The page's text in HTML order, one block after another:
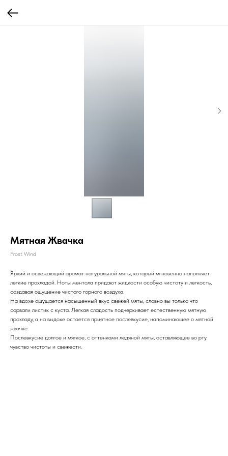
Мятная Жвачка
Frost Wind
Яркий и освежающий аромат натуральной мяты, который мгновенно наполняет
легкие прохладой. Ноты ментола придают жидкости особую чистоту и легкость,
создавая ощущение чистого горного воздуха.
На вдохе ощущается насыщенный вкус свежей мяты, словно вы только что
сорвали листик с куста. Легкая сладость подчеркивает естественную мятную
прохладу, а на выдохе остается приятное послевкусие, напоминающее о мятной
жвачке.
Послевкусие долгое и мягкое, с оттенками ледяной мяты, оставляющее во рту
чувство чистоты и свежести.